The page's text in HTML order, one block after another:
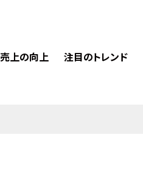
売上の向上 注目のトレンド